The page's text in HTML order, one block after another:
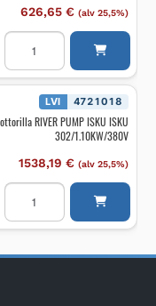
626,65 € (alv 25,5%)
Vesirengaspumppu
ilman
RIVER
PUMP
302
LVI 4721018
RIVER PUMP ISKU ISKU
302/1.10KW/380V
1538,19 € (alv 25,5%)
Vesirengaspumppu
moottorilla
PUMP
302/1.10KW/380V